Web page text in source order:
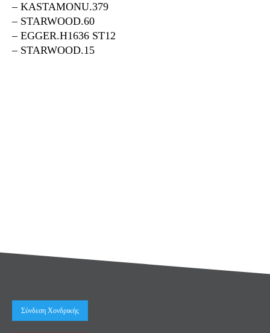
– KASTAMONU.379
– STARWOOD.60
– EGGER.H1636 ST12
– STARWOOD.15
Σύνδεση Χονδρικής